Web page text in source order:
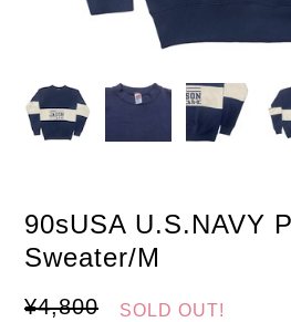
90sUSA U.S.NAVY
Sweater/M
¥4,800 SOLD OUT!